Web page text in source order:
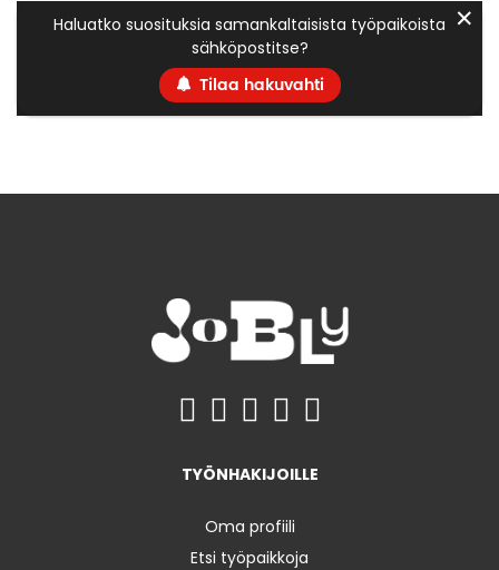
Haluatko suosituksia samankaltaisista työpaikoista
sähköpostitse?
Tilaa hakuvahti
✕
TYÖNHAKIJOILLE
Oma profiili
Etsi työpaikkoja